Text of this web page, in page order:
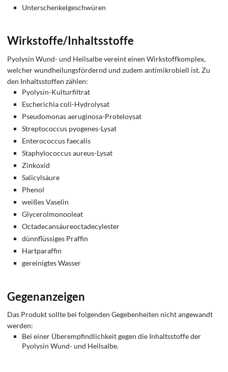
Unterschenkelgeschwüren
Wirkstoffe/Inhaltsstoffe
Pyolysin Wund- und Heilsalbe vereint einen Wirkstoffkomplex,
welcher wundheilungsfördernd und zudem antimikrobiell ist. Zu
den Inhaltsstoffen zählen:
Pyolysin-Kulturfiltrat
Escherichia coli-Hydrolysat
Pseudomonas aeruginosa-Proteloysat
Streptococcus pyogenes-Lysat
Enterococcus faecalis
Staphylococcus aureus-Lysat
Zinkoxid
Salicylsäure
Phenol
weißes Vaselin
Glycerolmonooleat
Octadecansäureoctadecylester
dünnflüssiges Praffin
Hartparaffin
gereinigtes Wasser
Gegenanzeigen
Das Produkt sollte bei folgenden Gegebenheiten nicht angewandt
werden:
Bei einer Überempfindlichkeit gegen die Inhaltsstoffe der
Pyolysin Wund- und Heilsalbe.